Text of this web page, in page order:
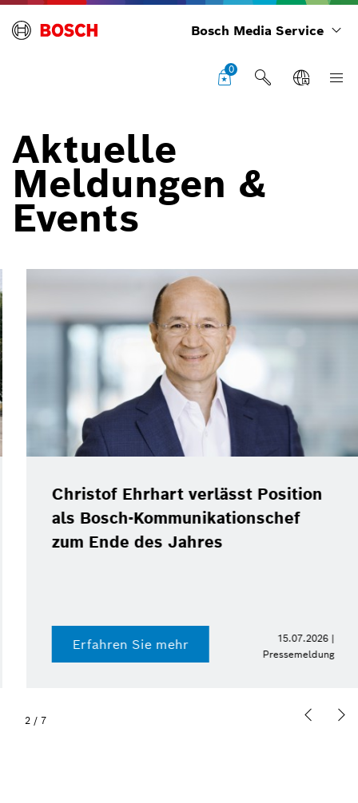
Bosch Media Service
0
Aktuelle
Meldungen &
Events
Christof Ehrhart verlässt Position
als Bosch-Kommunikationschef
zum Ende des Jahres
Erfahren Sie mehr
15.07.2026 |
Pressemeldung
2 / 7